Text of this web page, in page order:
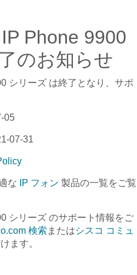
Phone 9900
のお知らせ
シリーズ は終了となり、サポ
05
07-31
な IP フォン 製品の一覧をご覧
シリーズ のサポート情報をご
検索 またはシスコ コミュ
ます。